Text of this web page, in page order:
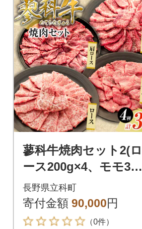
蓼科牛焼肉セット2(ロ
ース200g×4、モモ350
g×2、バラ350g×2、
肩ロース400g×2)
長野県立科町
寄付金額 90,000円
（0件）